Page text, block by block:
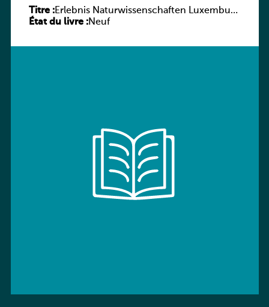
Titre :Erlebnis Naturwissenschaften Luxemburg
Band 2 AH
État du livre :Neuf